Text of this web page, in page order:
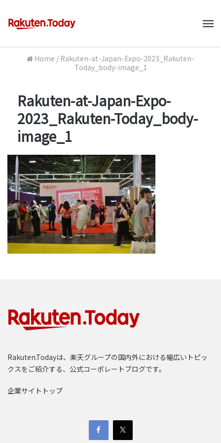
Home / Rakuten-at-Japan-Expo-2023_Rakuten-
Today_body-image_1
Rakuten-at-Japan-Expo-
2023_Rakuten-Today_body-
image_1
Rakuten.Todayは、楽天グループの国内外における幅広いトピッ
クスをご紹介する、公式コーポレートブログです。
企業サイトトップ